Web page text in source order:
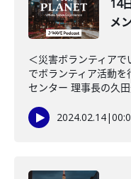
14
メ
＜災害ボランティア
でボランティア活動
センター 理事長の久
2024.02.14|